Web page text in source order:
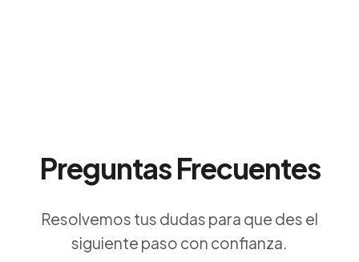
Preguntas Frecuentes
Resolvemos tus dudas para que des el
siguiente paso con confianza.